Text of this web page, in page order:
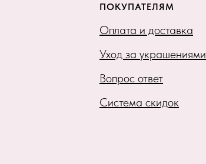
ПОКУПАТЕЛЯМ
Оплата и доставка
Уход за украшениями
Вопрос ответ
Система скидок